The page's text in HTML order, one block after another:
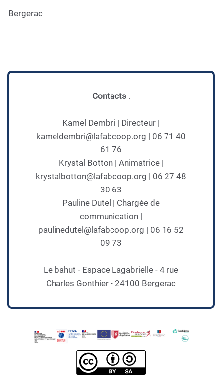
Bergerac
Contacts:
Kamel Dembri | Directeur |
kameldembri@lafabcoop.org | 06 71 40
61 76
Krystal Botton | Animatrice |
krystalbotton@lafabcoop.org | 06 27 48
30 63
Pauline Dutel | Chargée de
communication |
paulinedutel@lafabcoop.org | 06 16 52
09 73
Le bahut - Espace Lagabrielle - 4 rue
Charles Gonthier - 24100 Bergerac